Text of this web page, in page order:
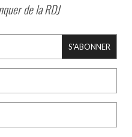
de la RDJ
S'ABONNER